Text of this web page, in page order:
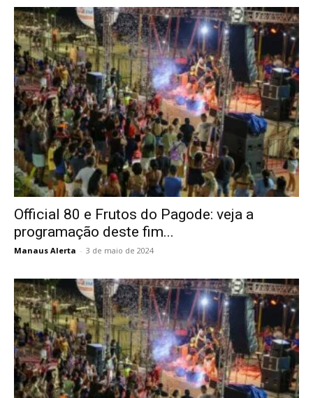
Official 80 e Frutos do Pagode: veja a
programação deste fim...
Manaus Alerta - 3 de maio de 2024